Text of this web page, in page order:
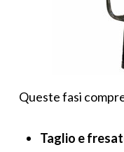
Queste fasi
Taglio e